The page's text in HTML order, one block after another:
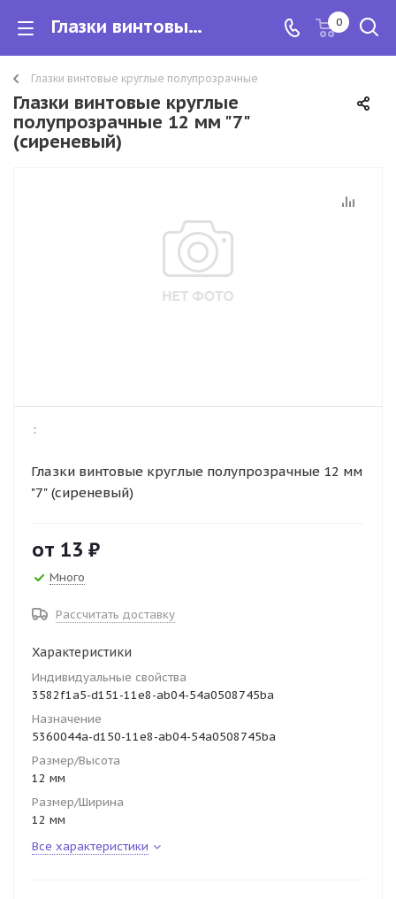
Глазки винтовые круглые полупрозрачные 12 мм "7" (сиреневый) 0
Глазки винтовые круглые полупрозрачные
Глазки винтовые круглые
полупрозрачные 12 мм "7"
(сиреневый)
:
Глазки винтовые круглые полупрозрачные 12 мм
"7" (сиреневый)
от 13 ₽
Много
Рассчитать доставку
Характеристики
Индивидуальные свойства
3582f1a5-d151-11e8-ab04-54a0508745ba
Назначение
5360044a-d150-11e8-ab04-54a0508745ba
Размер/Высота
12 мм
Размер/Ширина
12 мм
Все характеристики